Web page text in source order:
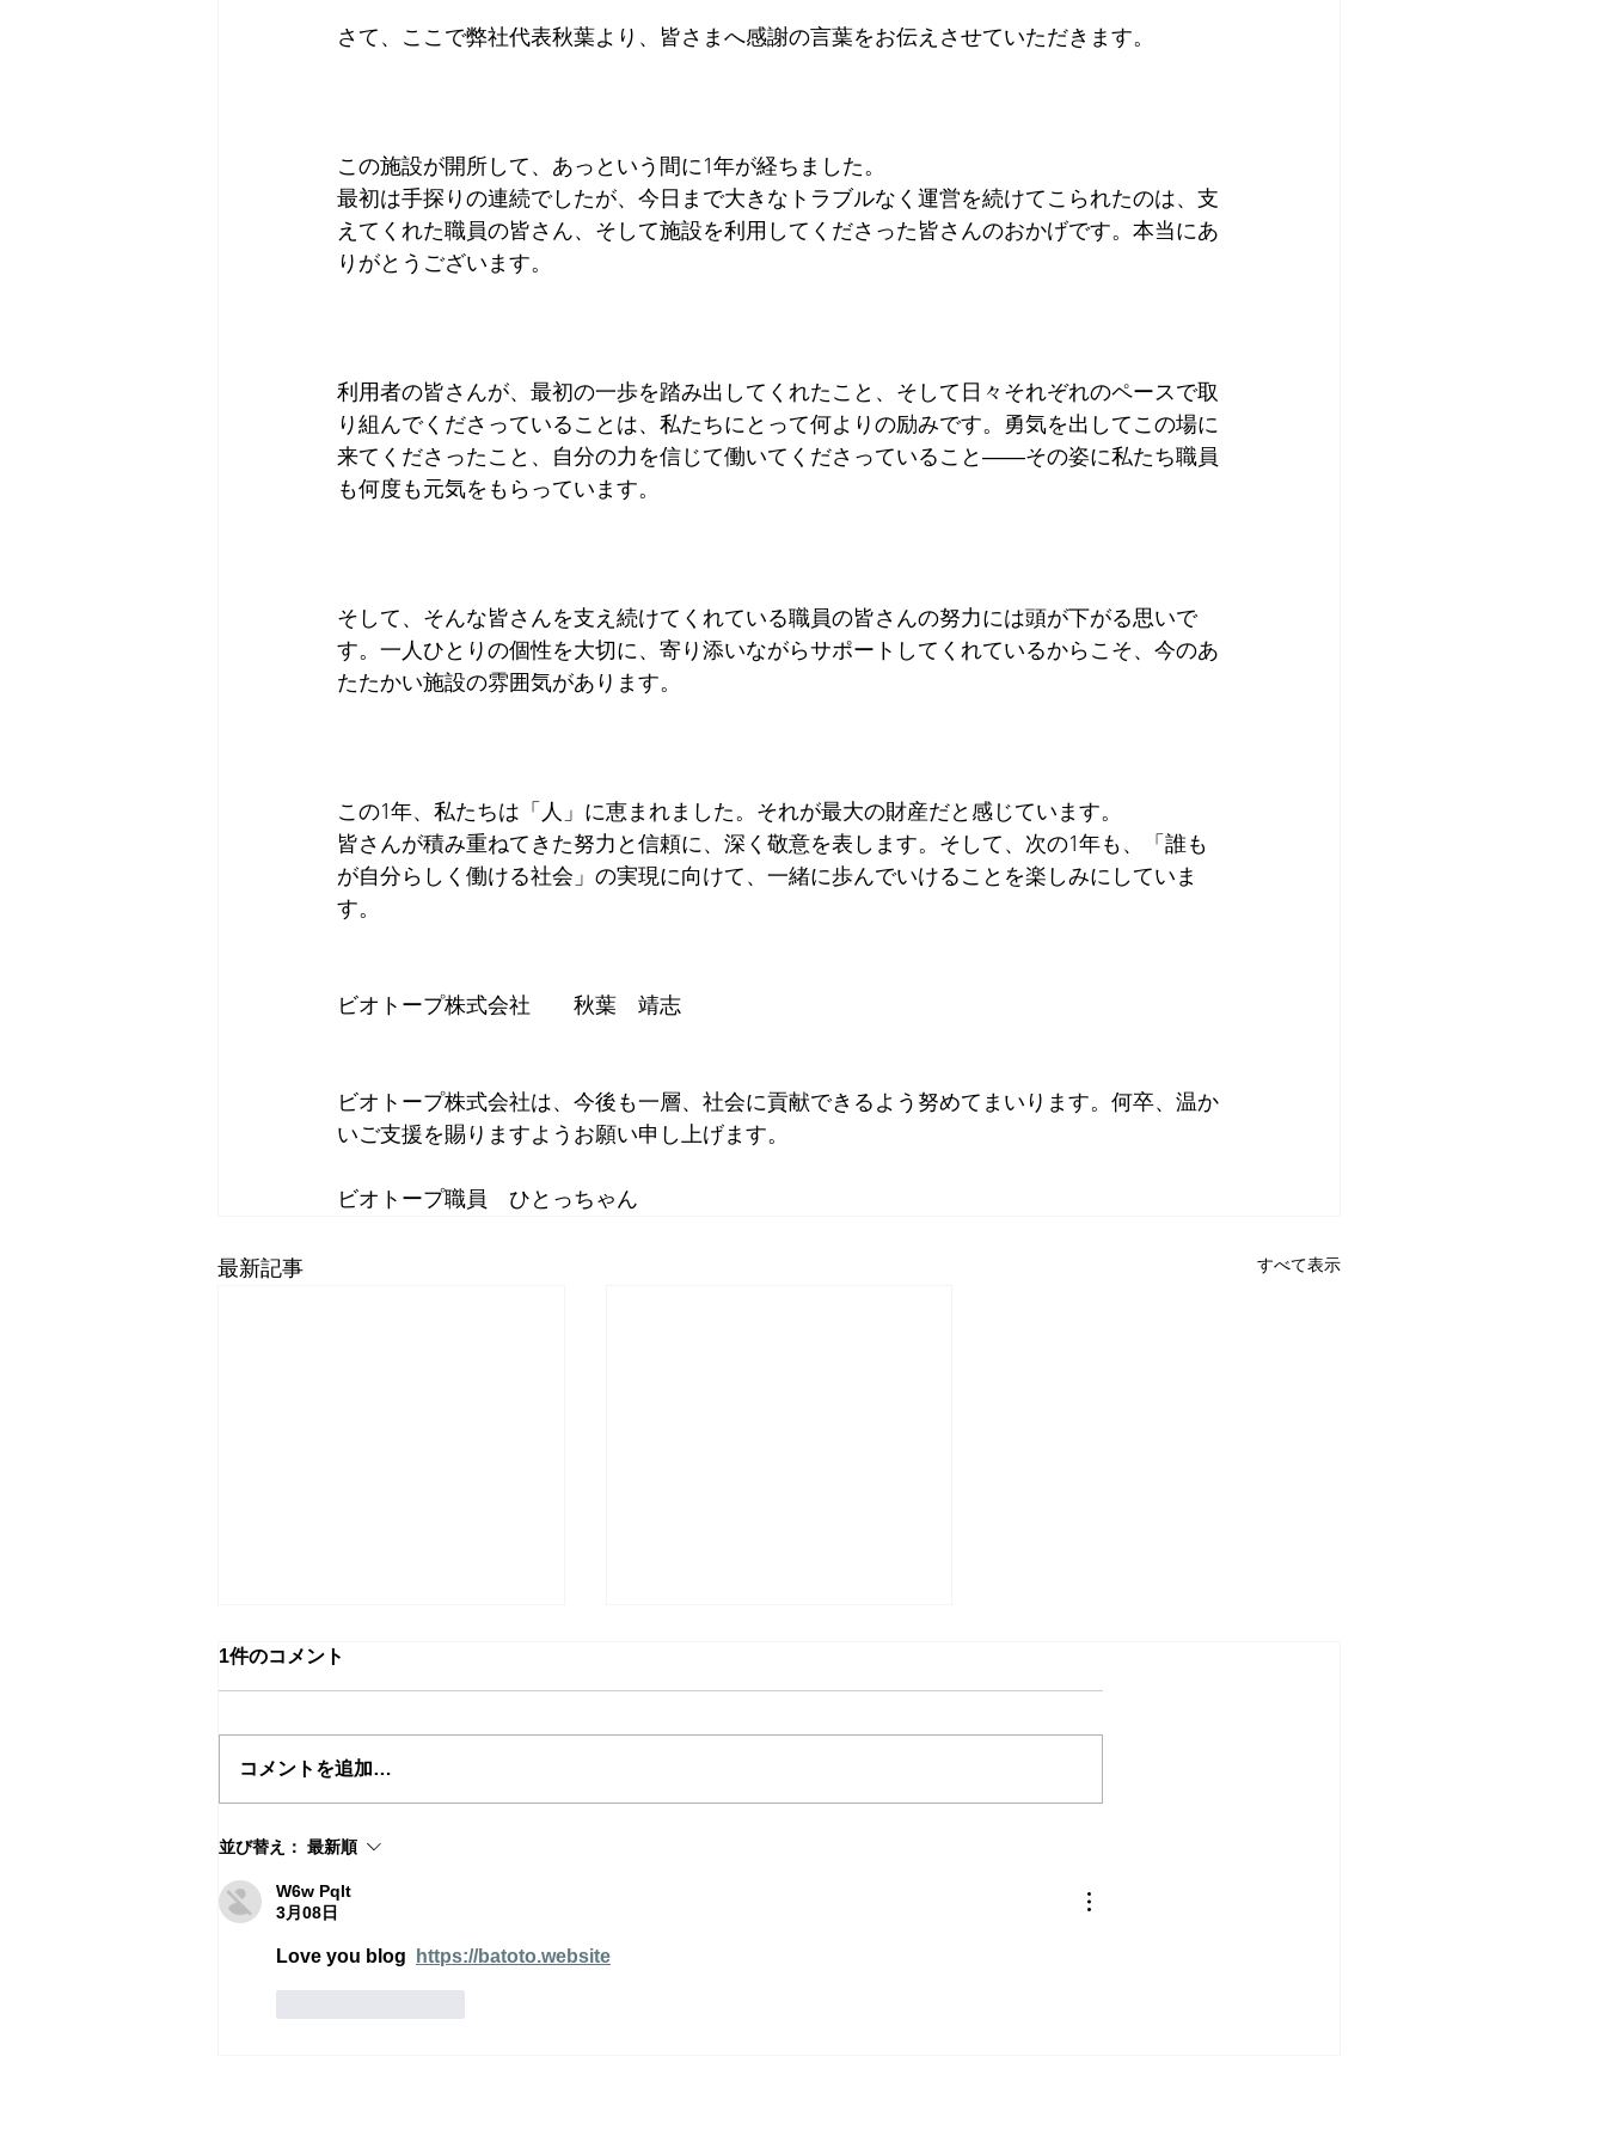
さて、ここで弊社代表秋葉より、皆さまへ感謝の言葉をお伝えさせていただきます。
この施設が開所して、あっという間に1年が経ちました。
最初は手探りの連続でしたが、今日まで大きなトラブルなく運営を続けてこられたのは、支
えてくれた職員の皆さん、そして施設を利用してくださった皆さんのおかげです。本当にあ
りがとうございます。
利用者の皆さんが、最初の一歩を踏み出してくれたこと、そして日々それぞれのペースで取
り組んでくださっていることは、私たちにとって何よりの励みです。勇気を出してこの場に
来てくださったこと、自分の力を信じて働いてくださっていること――その姿に私たち職員
も何度も元気をもらっています。
そして、そんな皆さんを支え続けてくれている職員の皆さんの努力には頭が下がる思いで
す。一人ひとりの個性を大切に、寄り添いながらサポートしてくれているからこそ、今のあ
たたかい施設の雰囲気があります。
この1年、私たちは「人」に恵まれました。それが最大の財産だと感じています。
皆さんが積み重ねてきた努力と信頼に、深く敬意を表します。そして、次の1年も、「誰も
が自分らしく働ける社会」の実現に向けて、一緒に歩んでいけることを楽しみにしていま
す。
ビオトープ株式会社　　秋葉　靖志
ビオトープ株式会社は、今後も一層、社会に貢献できるよう努めてまいります。何卒、温か
いご支援を賜りますようお願い申し上げます。
ビオトープ職員　ひとっちゃん
最新記事 すべて表示
ビオトープ開設のお知らせ
この度開設しました。詳細は下記
年末年始は下記期間で休業しま
1件のコメント
コメントを追加…
並び替え： 最新順
W6w Pqlt
3月08日
Love you blog https://batoto.website